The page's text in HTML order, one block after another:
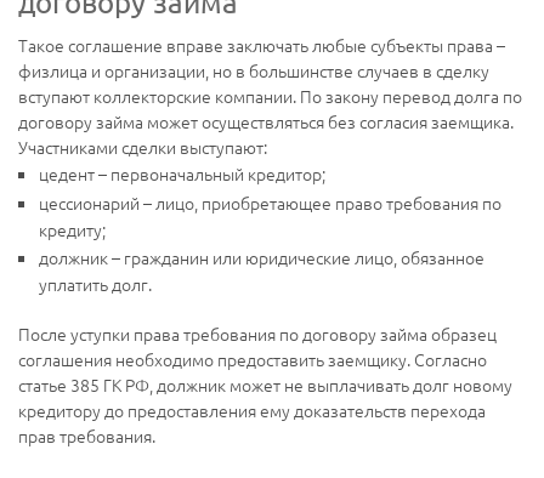
Такое соглашение вправе заключать любые субъекты права –
физлица и организации, но в большинстве случаев в сделку
вступают коллекторские компании. По закону перевод долга по
договору займа может осуществляться без согласия заемщика.
Участниками сделки выступают:
цедент – первоначальный кредитор;
цессионарий – лицо, приобретающее право требования по
кредиту;
должник – гражданин или юридические лицо, обязанное
уплатить долг.
После уступки права требования по договору займа образец
соглашения необходимо предоставить заемщику. Согласно
статье 385 ГК РФ, должник может не выплачивать долг новому
кредитору до предоставления ему доказательств перехода
прав требования.